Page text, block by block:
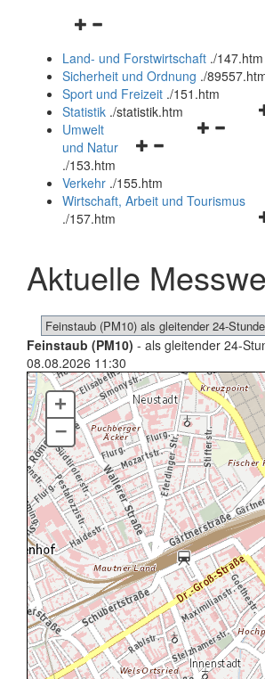
Navigationsmenü
und
schließen
Land- und Forstwirtschaft ./147.htm
Sicherheit und Ordnung ./
Sport und Freizeit ./151.htm
Statistik ./statistik.htm
Navigationsmenü
und
schließen
Umwelt
und Natur
./153.htm
Verkehr ./155.htm
Wirtschaft, Arbeit und Tourismus
./157.htm
Aktuelle
Feinstaub (PM10) - als gleitender 24-
08.08.2026 11:30
+
–